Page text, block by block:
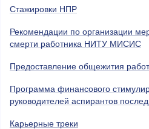
Стажировки НПР
Рекомендации по организации
смерти работника НИТУ МИСИС
Предоставление общежития
Программа финансового
руководителей аспирантов
Карьерные треки